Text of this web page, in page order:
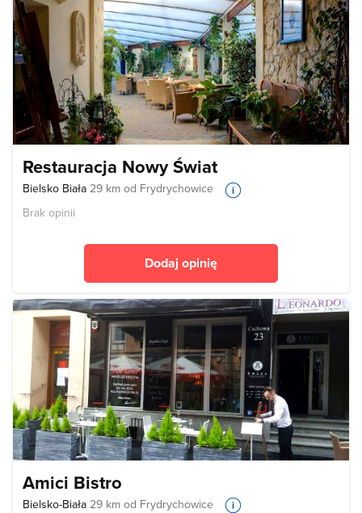
Restauracja Nowy Świat
Bielsko Biała 29 km od Frydrychowice
Brak opinii
Dodaj opinię
Amici Bistro
Bielsko-Biała 29 km od Frydrychowice